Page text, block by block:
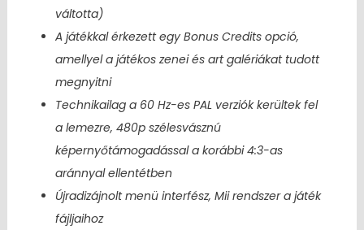
váltotta)
A játékkal érkezett egy Bonus Credits opció,
amellyel a játékos zenei és art galériákat tudott
megnyitni
Technikailag a 60 Hz-es PAL verziók kerültek fel
a lemezre, 480p szélesvásznú
képernyőtámogadással a korábbi 4:3-as
aránnyal ellentétben
Újradizájnolt menü interfész, Mii rendszer a játék
fájljaihoz